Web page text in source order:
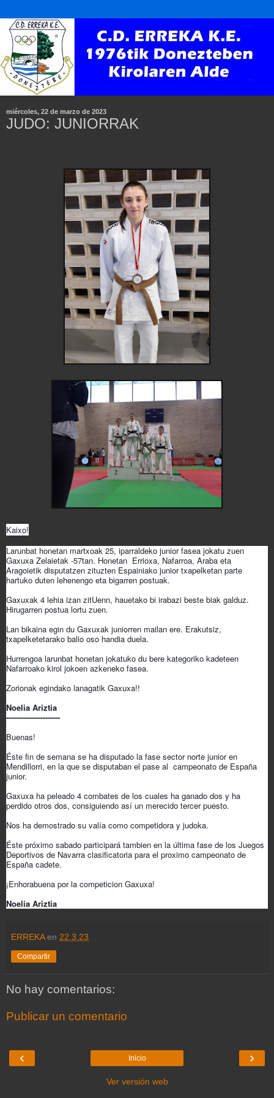
miércoles, 22 de marzo de 2023
JUDO: JUNIORRAK
Kaixo!
Larunbat honetan martxoak 25, iparraldeko junior fasea jokatu zuen
Gaxuxa Zelaietak -57tan. Honetan Errioxa, Nafarroa, Araba eta
Aragoietik disputatzen zituzten Espainiako junior txapelketan parte
hartuko duten lehenengo eta bigarren postuak.
Gaxuxak 4 lehia izan zitUenn, hauetako bi irabazi beste biak galduz.
Hirugarren postua lortu zuen.
Lan bikaina egin du Gaxuxak juniorren mailan ere. Erakutsiz,
txapelketetarako balio oso handia duela.
Hurrengoa larunbat honetan jokatuko du bere kategoriko kadeteen
Nafarroako kirol jokoen azkeneko fasea.
Zorionak egindako lanagatik Gaxuxa!!
Noelia Ariztia
----------------------
Buenas!
Éste fin de semana se ha disputado la fase sector norte junior en
Mendillorri, en la que se disputaban el pase al campeonato de España
junior.
Gaxuxa ha peleado 4 combates de los cuales ha ganado dos y ha
perdido otros dos, consiguiendo así un merecido tercer puesto.
Nos ha demostrado su valía como competidora y judoka.
Éste próximo sabado participará tambien en la última fase de los Juegos
Deportivos de Navarra clasificatoria para el proximo campeonato de
España cadete.
¡Enhorabuena por la competicion Gaxuxa!
Noelia Ariztia
ERREKA en 22.3.23
Compartir
No hay comentarios:
Publicar un comentario
‹ ›
Inicio
Ver versión web